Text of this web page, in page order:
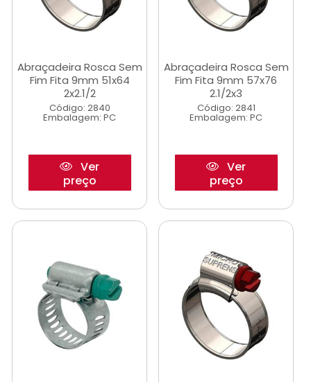
Abraçadeira Rosca Sem
Fim Fita 9mm 51x64
2x2.1/2
Código: 2840
Embalagem: PC
Ver
preço
Abraçadeira Rosca Sem
Fim Fita 9mm 57x76
2.1/2x3
Código: 2841
Embalagem: PC
Ver
preço